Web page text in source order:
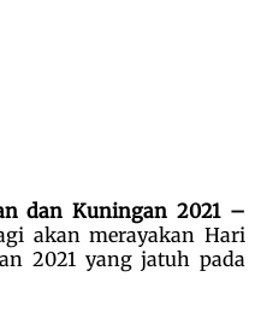
dan Kuningan 2021 –
akan merayakan Hari
2021 yang jatuh pada